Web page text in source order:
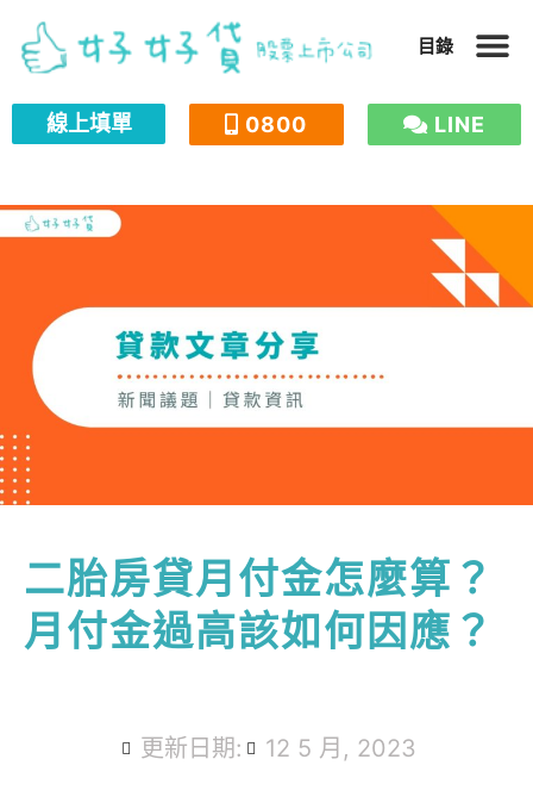
至
主
要
容
目錄
線上填單 0800 LINE
二胎房貸月付金怎麼算？
月付金過高該如何因應？
更新日期: 12 5 月, 2023